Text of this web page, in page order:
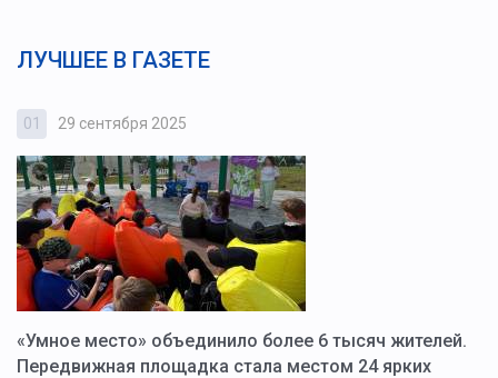
ЛУЧШЕЕ В ГАЗЕТЕ
01 29 сентября 2025
«Умное место» объединило более 6 тысяч жителей.
Передвижная площадка стала местом 24 ярких